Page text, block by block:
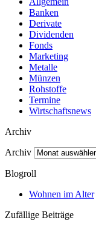
Banken
Derivate
Dividenden
Fonds
Marketing
Metalle
Münzen
Rohstoffe
Termine
Wirtschaftsnews
Archiv
Archiv
Blogroll
Wohnen im Alter
Zufällige Beiträge